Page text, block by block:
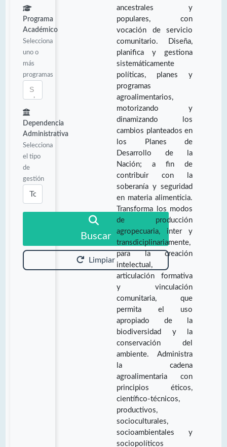
Programa
Académico
Selecciona
uno o
más
programas
Dependencia
Administrativa
Selecciona
el tipo
de
gestión
Buscar
Limpiar
ancestrales y
populares, con
vocación de servicio
comunitario. Diseña,
planifica y gestiona
sistemáticamente
políticas, planes y
programas
agroalimentarios,
motorizando y
dinamizando los
cambios planteados en
los Planes de
Desarrollo de la
Nación; a fin de
contribuir con la
soberanía y seguridad
en materia alimenticia.
Transforma los modos
de producción
agropecuaria, inter y
transdiciplinariamente,
para la creación
intelectual,
articulación formativa
y vinculación
comunitaria, que
permita el uso
apropiado de la
biodiversidad y la
conservación del
ambiente. Administra
la cadena
agroalimentaria con
principios éticos,
científico-técnicos,
productivos,
socioculturales,
socioambientales y
sociopolíticos